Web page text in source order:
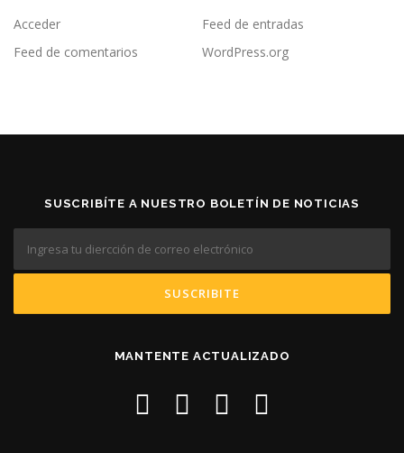
Acceder
Feed de entradas
Feed de comentarios
WordPress.org
SUSCRIBÍTE A NUESTRO BOLETÍN DE NOTICIAS
MANTENTE ACTUALIZADO